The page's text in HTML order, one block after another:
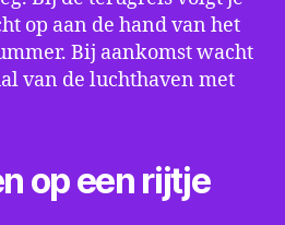
op aan de hand van het
Bij aankomst wacht
van de luchthaven met
op een rijtje